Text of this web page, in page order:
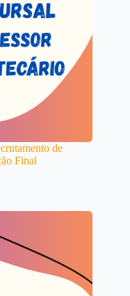
de
Final